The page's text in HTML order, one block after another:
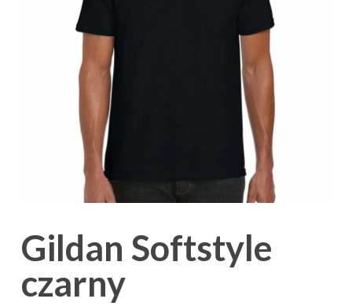
Gildan Softstyle
czarny